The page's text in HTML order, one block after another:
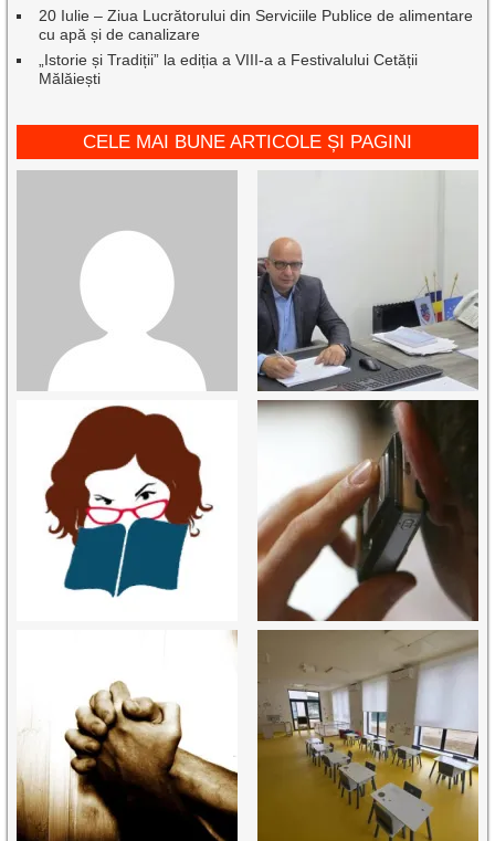
20 Iulie – Ziua Lucrătorului din Serviciile Publice de alimentare
cu apă și de canalizare
„Istorie și Tradiții” la ediția a VIII-a a Festivalului Cetății
Mălăiești
CELE MAI BUNE ARTICOLE ȘI PAGINI